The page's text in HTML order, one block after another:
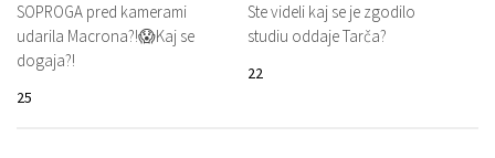
SOPROGA pred kamerami
udarila Macrona?!😱Kaj se
dogaja?!
25
Ste videli kaj se je zgodilo
studiu oddaje Tarča?
22